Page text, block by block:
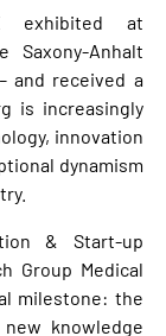
exhibited at
Saxony-Anhalt
and received a
is increasingly
innovation
dynamism
& Start-up
Group Medical
milestone: the
knowledge